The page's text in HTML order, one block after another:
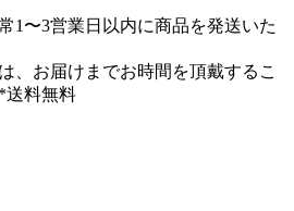
1〜3営業日以内に商品を発送いた
、お届けまでお時間を頂戴するこ
送料無料